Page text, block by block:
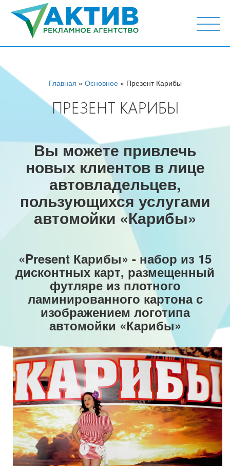
г. Тюмень, ул. М.Горького 44, офис 204
Главная » Основное» Презент Карибы
ПРЕЗЕНТ КАРИБЫ
Вы можете привлечь
новых клиентов в лице
автовладельцев,
пользующихся услугами
автомойки «Карибы»
«Present Карибы» - набор из 15
дисконтных карт, размещенный
футляре из плотного
ламинированного картона с
изображением логотипа
автомойки «Карибы»